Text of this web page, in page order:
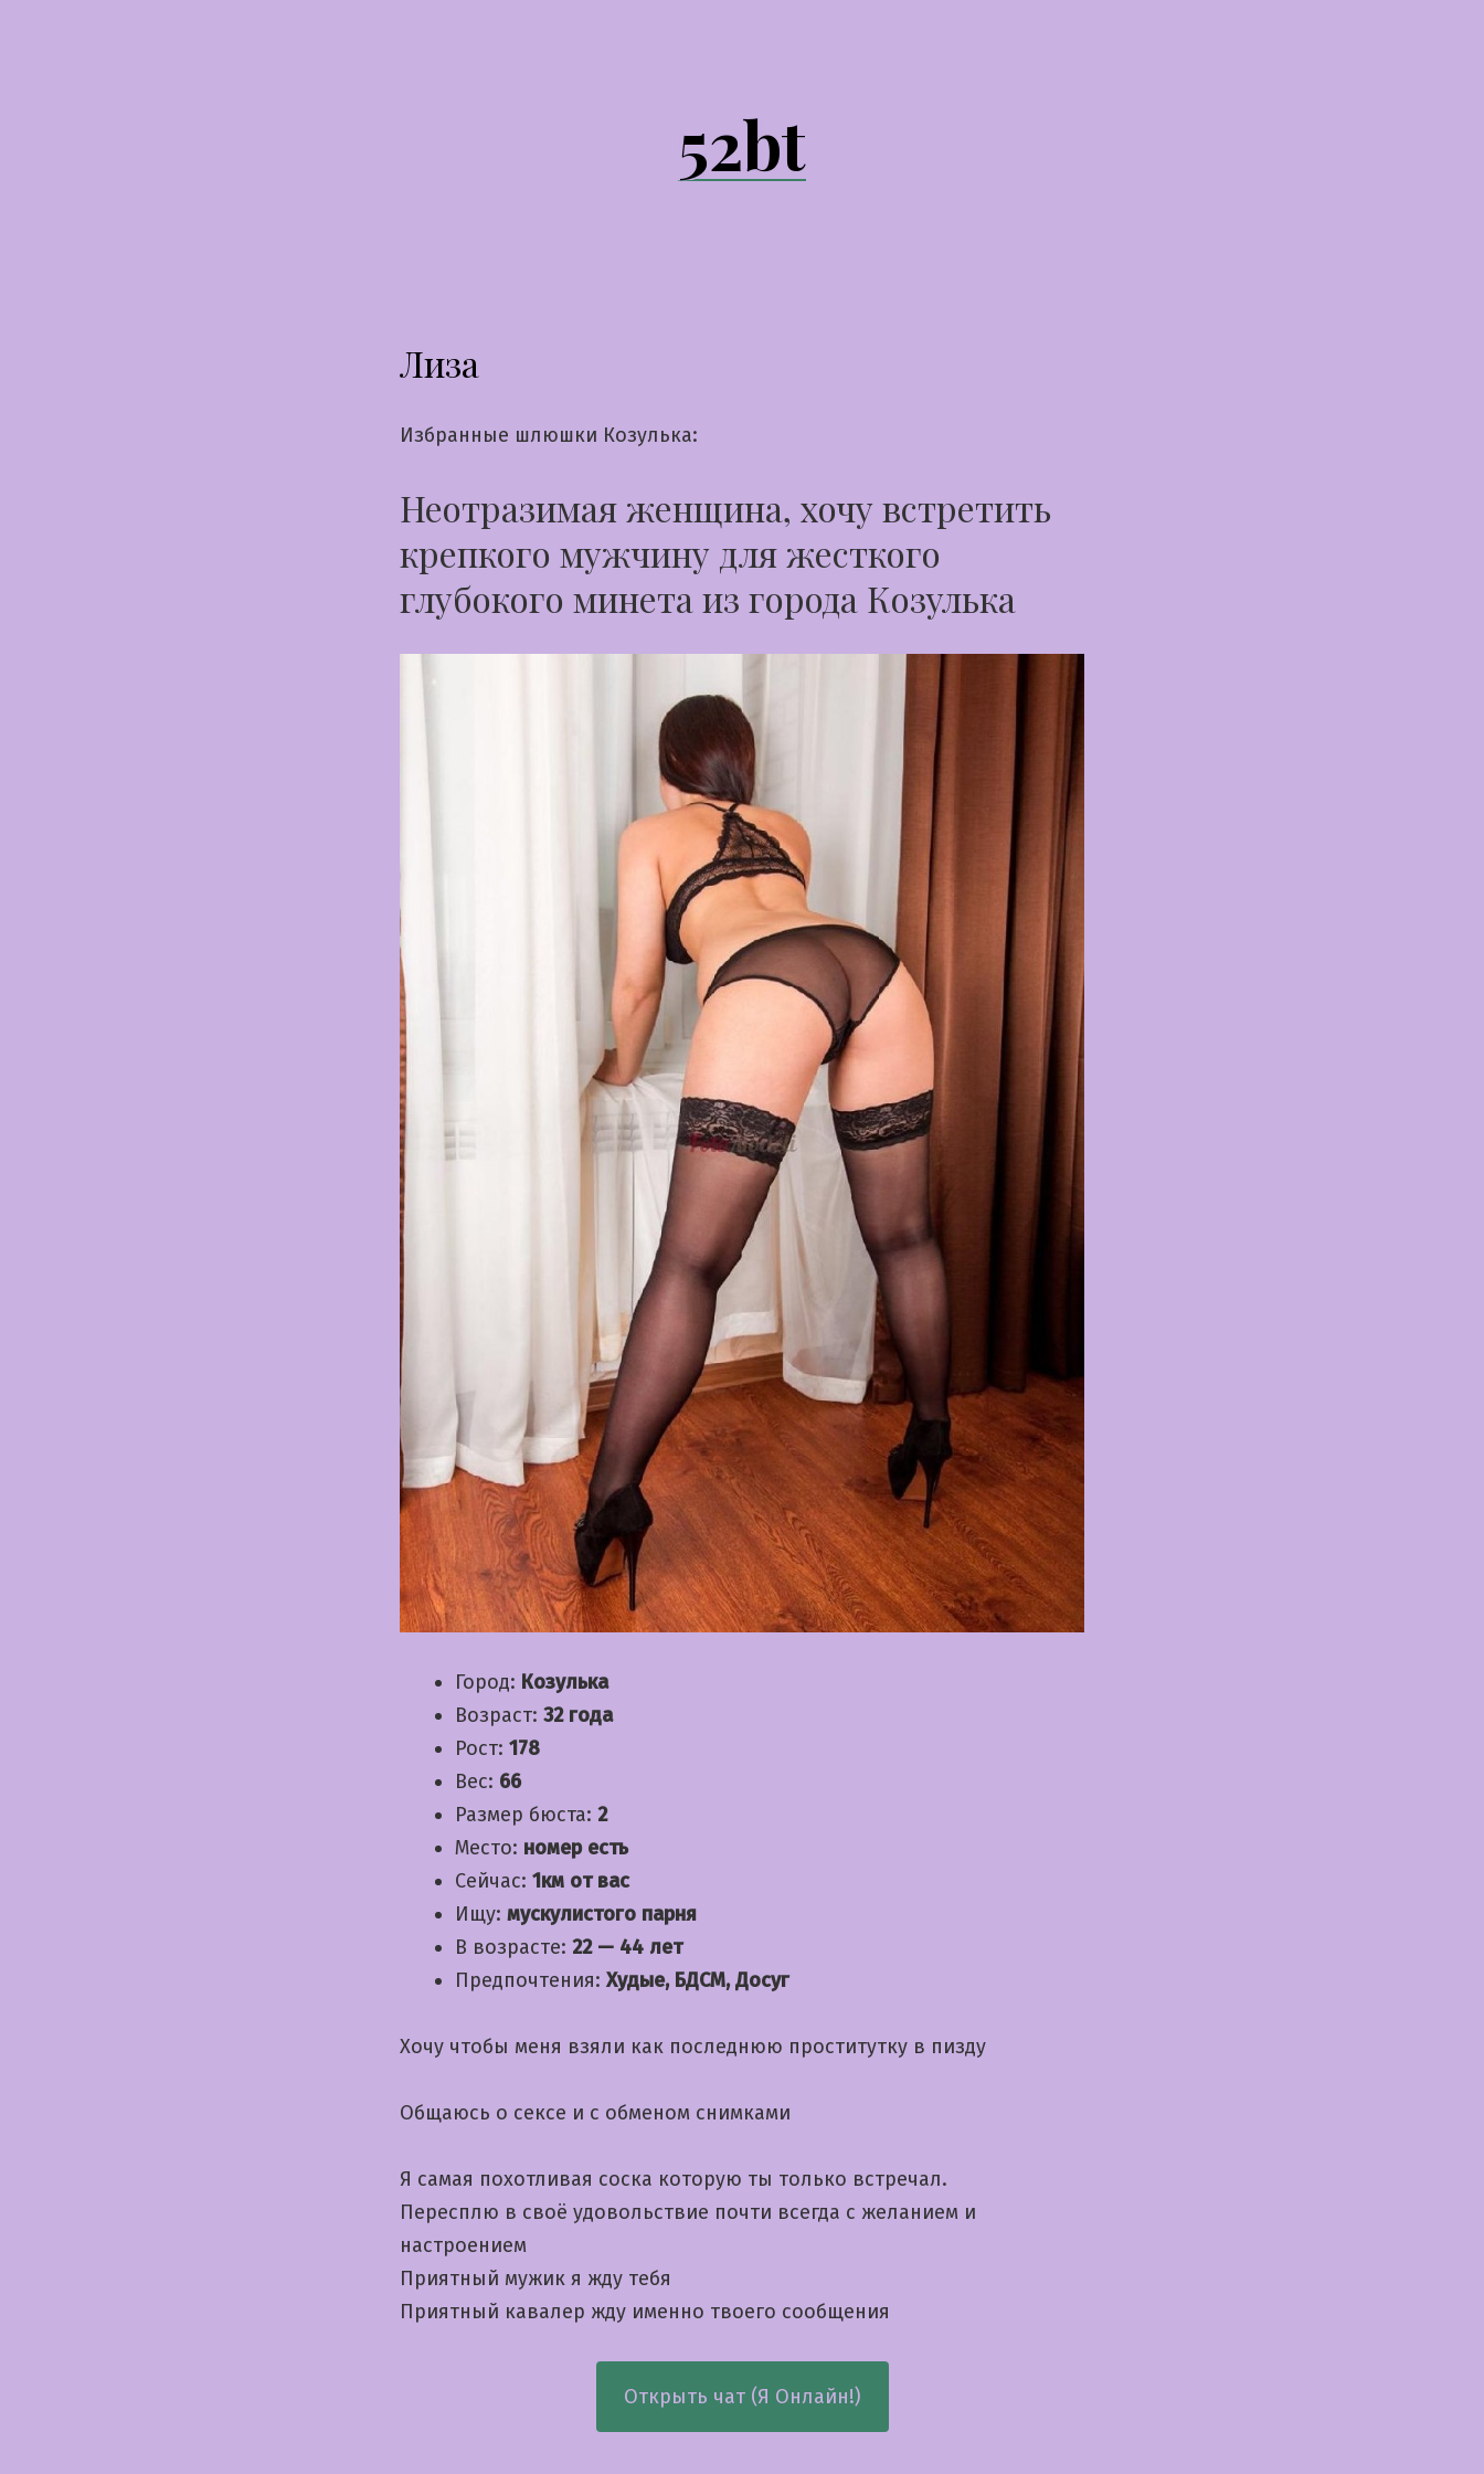
52bt
Лиза
Избранные шлюшки Козулька:
Неотразимая женщина, хочу встретить
крепкого мужчину для жесткого
глубокого минета из города Козулька
Город: Козулька
Возраст: 32 года
Рост: 178
Вес: 66
Размер бюста: 2
Место: номер есть
Сейчас: 1км от вас
Ищу: мускулистого парня
В возрасте: 22 — 44 лет
Предпочтения: Худые, БДСМ, Досуг
Хочу чтобы меня взяли как последнюю проститутку в пизду
Общаюсь о сексе и с обменом снимками
Я самая похотливая соска которую ты только встречал.
Пересплю в своё удовольствие почти всегда с желанием и
настроением
Приятный мужик я жду тебя
Приятный кавалер жду именно твоего сообщения
Открыть чат (Я Онлайн!)